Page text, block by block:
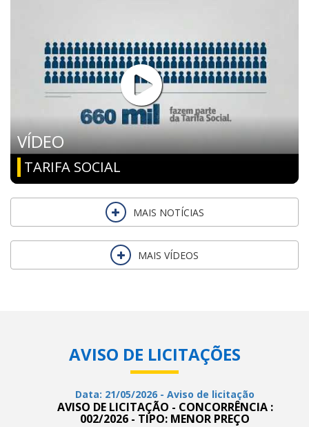
VÍDEO
TARIFA SOCIAL
MAIS NOTÍCIAS
MAIS VÍDEOS
AVISO DE LICITAÇÕES
Data: 21/05/2026 - Aviso de licitação
AVISO DE LICITAÇÃO - CONCORRÊNCIA :
002/2026 - TIPO: MENOR PREÇO